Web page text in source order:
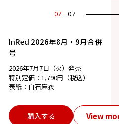
07 07
InRed 2026年8月・9月合併
号
2026年7月7日（火）発売
特別定価：1,790円（税込）
表紙：白石麻衣
購入する View